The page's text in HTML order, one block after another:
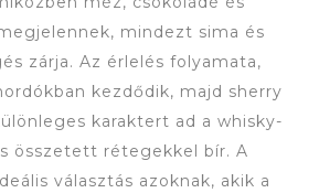
mindezt sima és
zárja. Az érlelés folyamata,
kezdődik, majd sherry
karaktert ad a whisky-
összetett rétegekkel bír. A
választás azoknak, akik a